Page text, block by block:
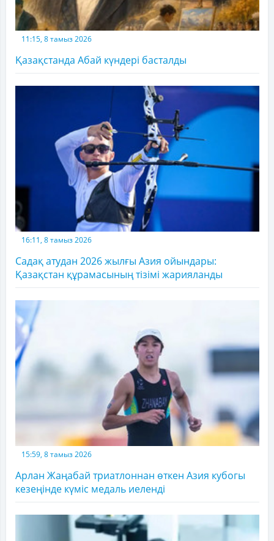
11:15, 8 тамыз 2026
Қазақстанда Абай күндері басталды
16:11, 8 тамыз 2026
Садақ атудан 2026 жылғы Азия ойындары:
Қазақстан құрамасының тізімі жарияланды
15:59, 8 тамыз 2026
Арлан Жаңабай триатлоннан өткен Азия кубогы
кезеңінде күміс медаль иеленді